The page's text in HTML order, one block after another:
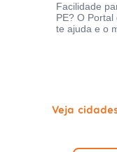
Facilidade
PE? O
te ajuda e o
Veja